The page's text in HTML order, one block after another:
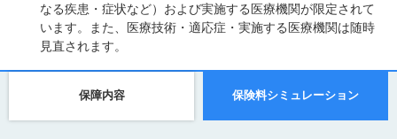
なる疾患・症状など）および実施する医療機関が限定されて
います。また、医療技術・適応症・実施する医療機関は随時
見直されます。
保障内容 保険料シミュレーション